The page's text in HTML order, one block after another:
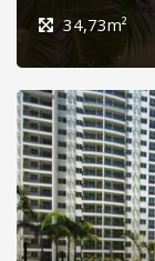
34,73m²